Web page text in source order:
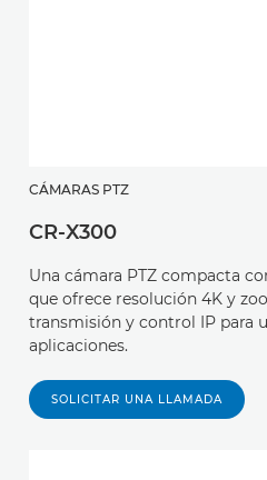
CÁMARAS PTZ
CR-X300
Una cámara PTZ compacta
que ofrece resolución 4K y
transmisión y control IP para
aplicaciones.
SOLICITAR UNA LLAMADA